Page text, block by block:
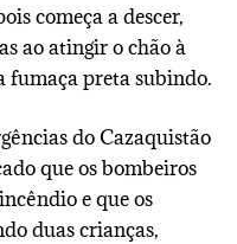
começa a descer,
ao atingir o chão à
fumaça preta subindo.
do Cazaquistão
que os bombeiros
e que os
duas crianças,